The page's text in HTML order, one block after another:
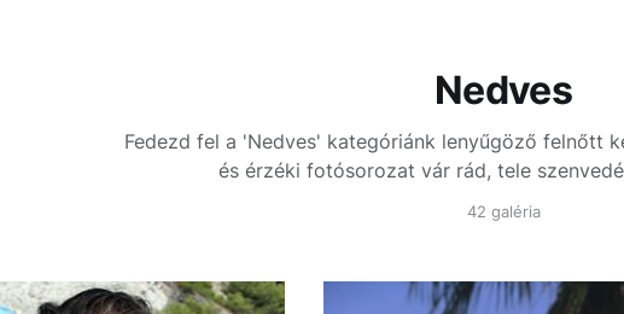
Nedves
Fedezd fel a 'Nedves' kategóriánk lenyűgöző felnőtt
és érzéki fotósorozat vár rád, tele
42 galéria